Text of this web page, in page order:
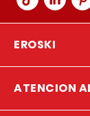
EROSKI
ATENCION